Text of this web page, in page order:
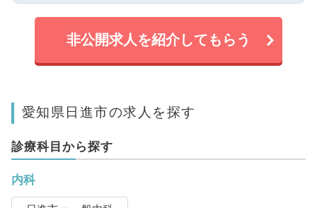
非公開求人を紹介してもらう
愛知県日進市の求人を探す
診療科目から探す
内科